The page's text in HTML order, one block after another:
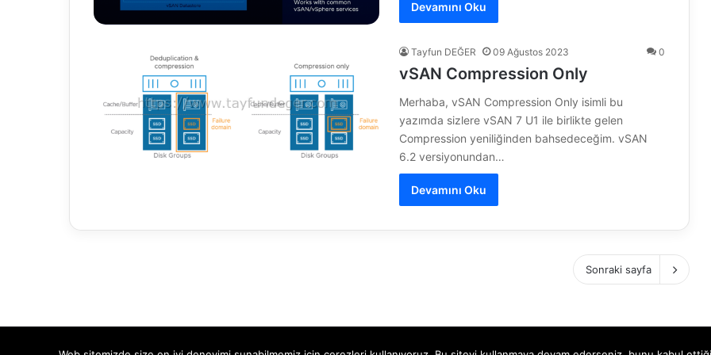
Devamını Oku
Tayfun DEĞER 09 Ağustos 2023 0
vSAN Compression Only
Merhaba, vSAN Compression Only isimli bu
yazımda sizlere vSAN 7 U1 ile birlikte gelen
Compression yeniliğinden bahsedeceğim. vSAN
6.2 versiyonundan…
Devamını Oku
Sonraki sayfa